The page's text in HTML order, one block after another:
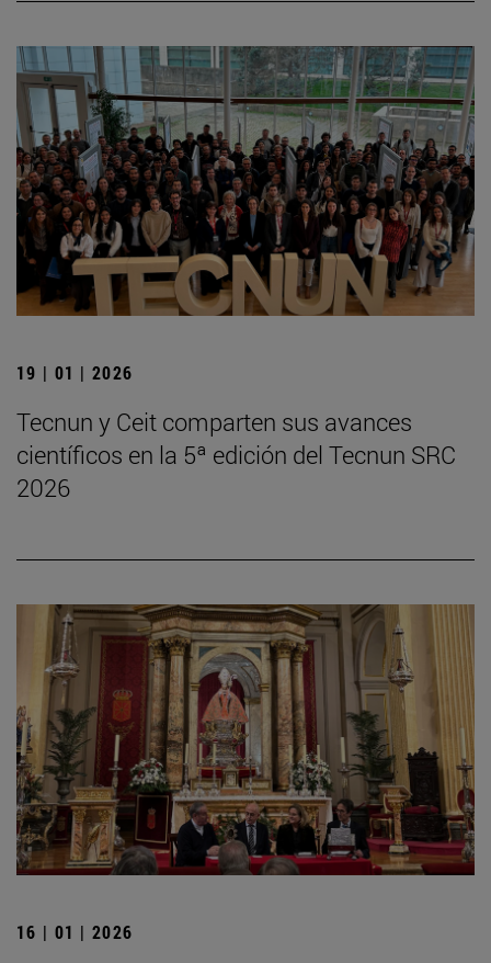
19 | 01 | 2026
Tecnun y Ceit comparten sus avances
científicos en la 5ª edición del Tecnun SRC
2026
16 | 01 | 2026